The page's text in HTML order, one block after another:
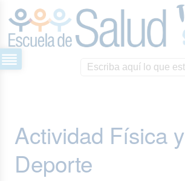
Actividad Física y
Deporte